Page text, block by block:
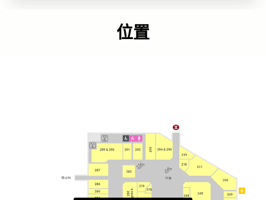
眼镜88是香港最大的专业眼镜零售店；每间分店均配备先进
位置